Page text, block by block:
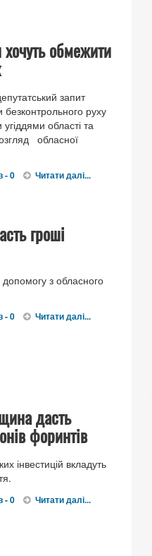
хочуть обмежити
запит
руху
області та
обласної
- 0 Читати далі...
гроші
з обласного
- 0 Читати далі...
дасть
форинтів
інвестицій вкладуть
- 0 Читати далі...